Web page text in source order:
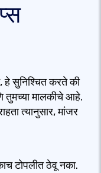
हे सुनिश्चित करते की
तुमच्या मालकीचे आहे.
त्यानुसार, मांजर
टोपलीत ठेवू नका.